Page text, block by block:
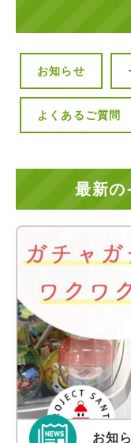
お知らせ
よくあるご質問
最新の
お知